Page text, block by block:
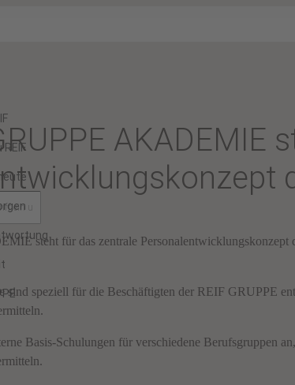
AKADEMIE
steht für das zentrale
sind speziell für die Beschäftigten der REIF GRUPPE
Basis-Schulungen für verschiedene Berufsgruppen